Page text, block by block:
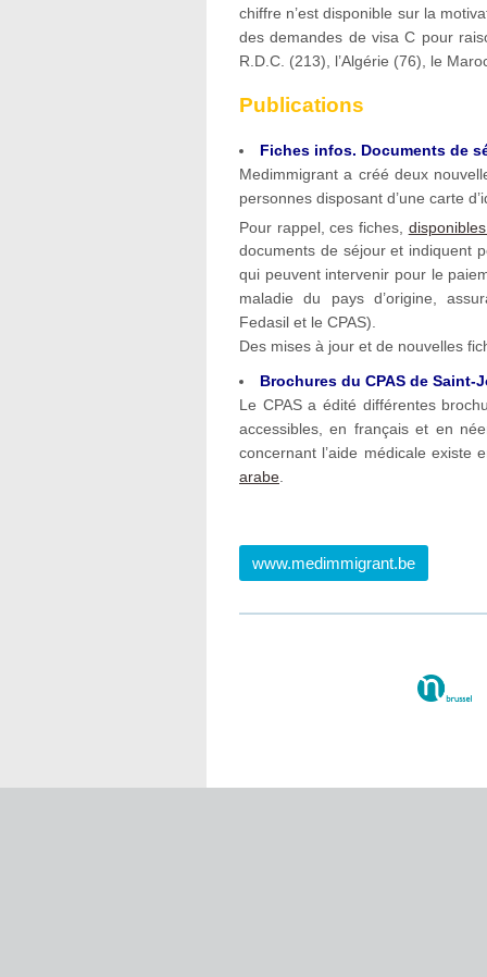
chiffre n’est disponible sur la
des demandes de visa C pour
R.D.C. (213), l’Algérie (76), le
Publications
Fiches infos. Documents de
Medimmigrant a créé deux
personnes disposant d’une carte
Pour rappel, ces fiches,
documents de séjour et indiquent
qui peuvent intervenir pour le
maladie du pays d’origine,
Fedasil et le CPAS).
Des mises à jour et de nouvelles
Brochures du CPAS de Saint-
Le CPAS a édité différentes
accessibles, en français et en
concernant l’aide médicale existe
arabe.
www.medimmigrant.be